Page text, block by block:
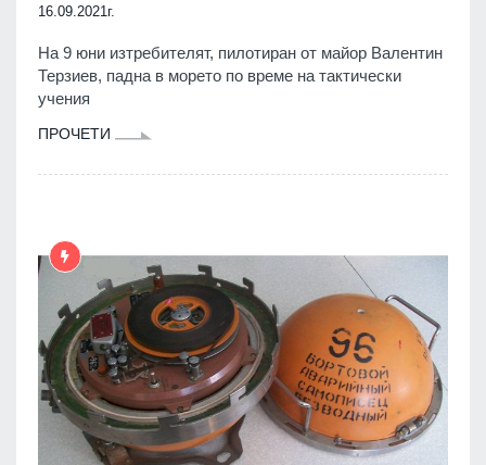
16.09.2021г.
На 9 юни изтребителят, пилотиран от майор Валентин
Терзиев, падна в морето по време на тактически
учения
ПРОЧЕТИ